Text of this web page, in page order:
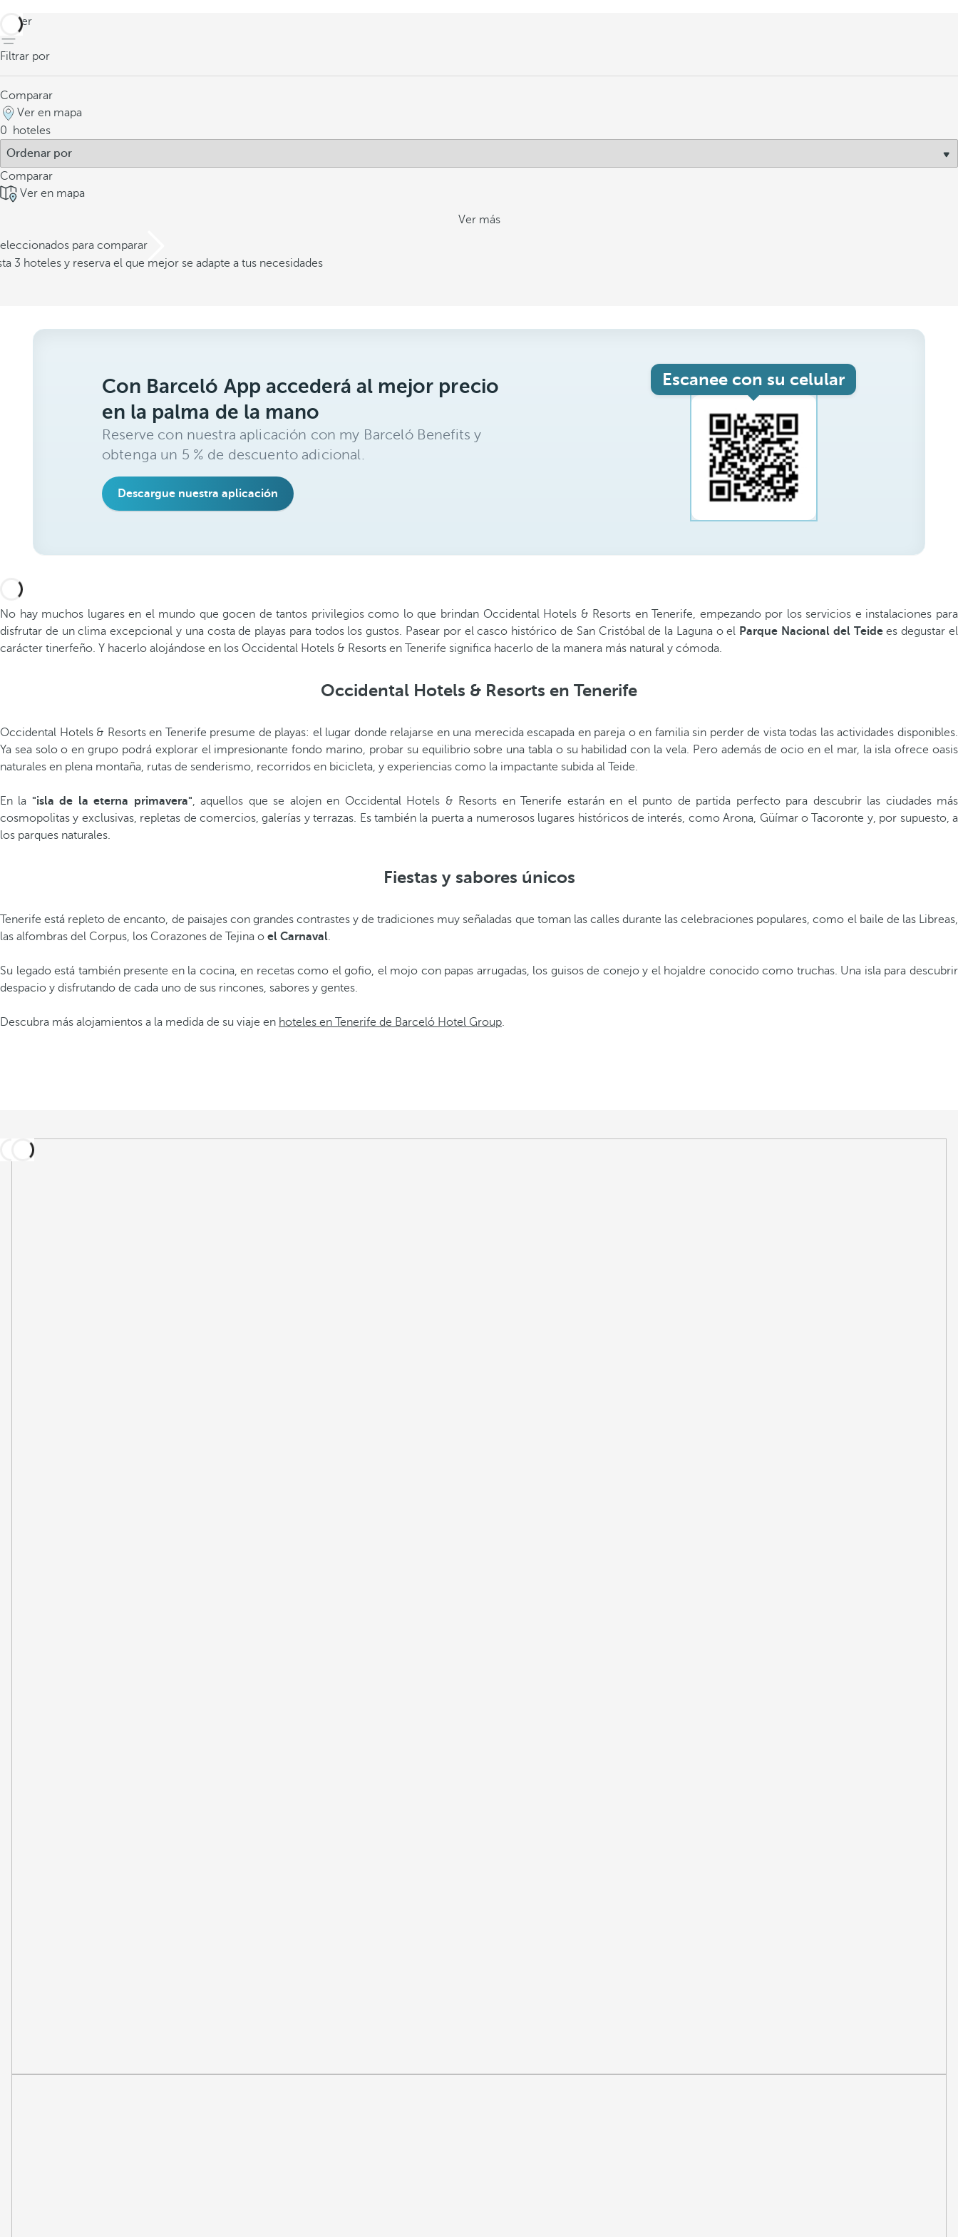
volver
Filtrar por
Comparar
Ver en mapa
0
hoteles
Comparar
Ver en mapa
Ver más
para comparar
3 hoteles y reserva el que mejor se adapte a tus necesidades
Con Barceló App accederá al mejor precio
en la palma de la mano
Reserve con nuestra aplicación con my Barceló Benefits y
obtenga un 5 % de descuento adicional.
Descargue nuestra aplicación
Escanee con su celular
No hay muchos lugares en el mundo que gocen de tantos privilegios como lo que brindan Occidental Hotels & Resorts en Tenerife, empezando por los servicios e instalaciones para
disfrutar de un clima excepcional y una costa de playas para todos los gustos. Pasear por el casco histórico de San Cristóbal de la Laguna o el Parque Nacional del Teidees degustar el
carácter tinerfeño. Y hacerlo alojándose en los Occidental Hotels & Resorts en Tenerife significa hacerlo de la manera más natural y cómoda.
Occidental Hotels & Resorts en Tenerife
Occidental Hotels & Resorts en Tenerife presume de playas: el lugar donde relajarse en una merecida escapada en pareja o en familia sin perder de vista todas las actividades disponibles.
Ya sea solo o en grupo podrá explorar el impresionante fondo marino, probar su equilibrio sobre una tabla o su habilidad con la vela. Pero además de ocio en el mar, la isla ofrece oasis
naturales en plena montaña, rutas de senderismo, recorridos en bicicleta, y experiencias como la impactante subida al Teide.
En la "isla de la eterna primavera", aquellos que se alojen en Occidental Hotels & Resorts en Tenerife estarán en el punto de partida perfecto para descubrir las ciudades más
cosmopolitas y exclusivas, repletas de comercios, galerías y terrazas. Es también la puerta a numerosos lugares históricos de interés, como Arona, Güímar o Tacoronte y, por supuesto, a
los parques naturales.
Fiestas y sabores únicos
Tenerife está repleto de encanto, de paisajes con grandes contrastes y de tradiciones muy señaladas que toman las calles durante las celebraciones populares, como el baile de las Libreas,
las alfombras del Corpus, los Corazones de Tejina o el Carnaval.
Su legado está también presente en la cocina, en recetas como el gofio, el mojo con papas arrugadas, los guisos de conejo y el hojaldre conocido como truchas. Una isla para descubrir
despacio y disfrutando de cada uno de sus rincones, sabores y gentes.
Descubra más alojamientos a la medida de su viaje en hoteles en Tenerife de Barceló Hotel Group.